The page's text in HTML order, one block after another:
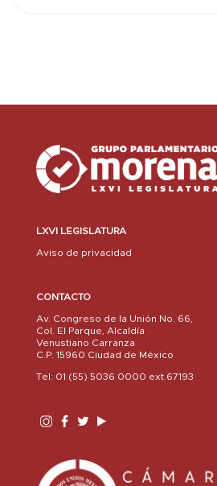
LXVI LEGISLATURA
Aviso de privacidad
CONTACTO
Av. Congreso de la Unión No. 66,
Col. El Parque, Alcaldía
Venustiano Carranza
C.P. 15960 Ciudad de México
Tel: 01 (55) 5036 0000 ext.67193